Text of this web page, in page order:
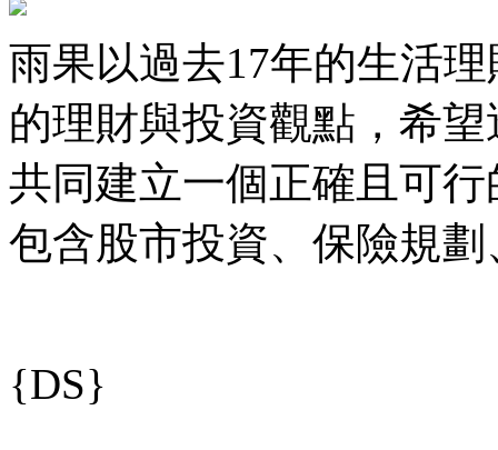
雨果以過去17年的生活
的理財與投資觀點，希
共同建立一個正確且可
包含股市投資、保險規
{DS}